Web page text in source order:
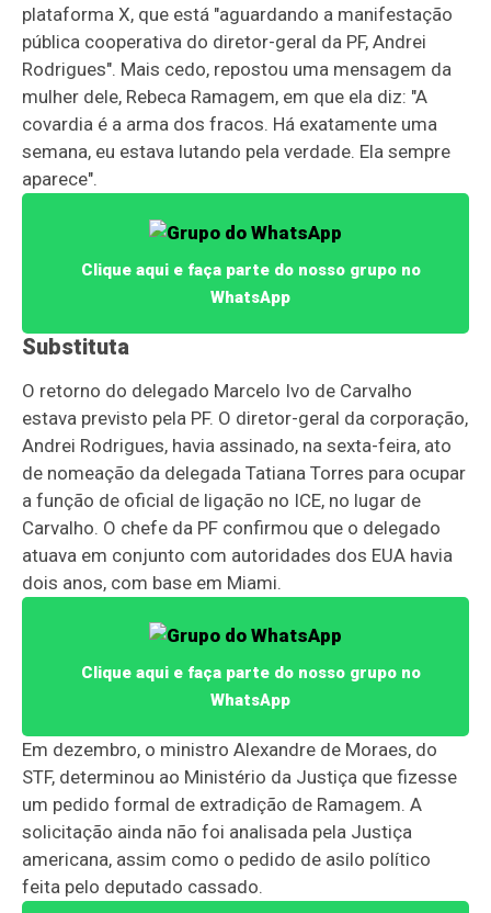
plataforma X, que está "aguardando a manifestação
pública cooperativa do diretor-geral da PF, Andrei
Rodrigues". Mais cedo, repostou uma mensagem da
mulher dele, Rebeca Ramagem, em que ela diz: "A
covardia é a arma dos fracos. Há exatamente uma
semana, eu estava lutando pela verdade. Ela sempre
aparece".
Clique aqui e faça parte do nosso grupo no
WhatsApp
Substituta
O retorno do delegado Marcelo Ivo de Carvalho
estava previsto pela PF. O diretor-geral da corporação,
Andrei Rodrigues, havia assinado, na sexta-feira, ato
de nomeação da delegada Tatiana Torres para ocupar
a função de oficial de ligação no ICE, no lugar de
Carvalho. O chefe da PF confirmou que o delegado
atuava em conjunto com autoridades dos EUA havia
dois anos, com base em Miami.
Clique aqui e faça parte do nosso grupo no
WhatsApp
Em dezembro, o ministro Alexandre de Moraes, do
STF, determinou ao Ministério da Justiça que fizesse
um pedido formal de extradição de Ramagem. A
solicitação ainda não foi analisada pela Justiça
americana, assim como o pedido de asilo político
feita pelo deputado cassado.